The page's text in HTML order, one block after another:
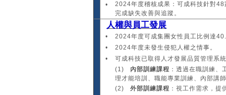
•
2024年度稽核成果：可成科技針對
完成缺失改善與追蹤。
人權與員工發展
•
2024年度可成集團女性員工比例達
•
2024年度未發生侵犯人權之情事。
•
可成科技已取得人才發展品質管理系
(1) 內部訓練課程 ：透過在職訓練
理才能培訓、職能專業訓練、內部講
(2) 外部訓練課程 ：視工作需求，